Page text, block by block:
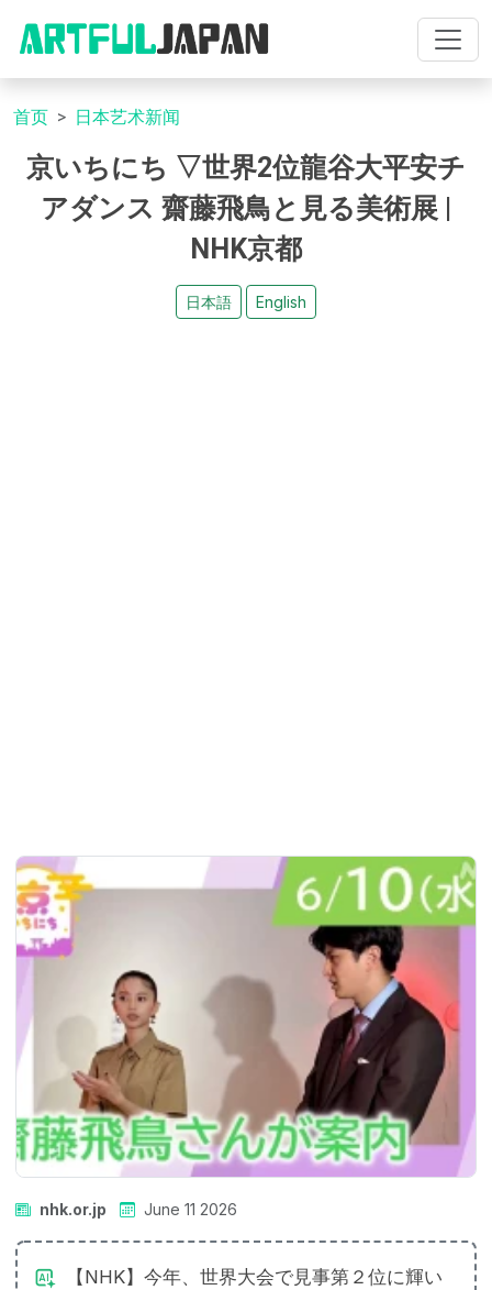
首页 日本艺术新闻
京いちにち ▽世界2位龍谷大平安チ
アダンス 齋藤飛鳥と見る美術展 |
NHK京都
日本語 English
nhk.or.jp June 11 2026
【NHK】今年、世界大会で見事第２位に輝い